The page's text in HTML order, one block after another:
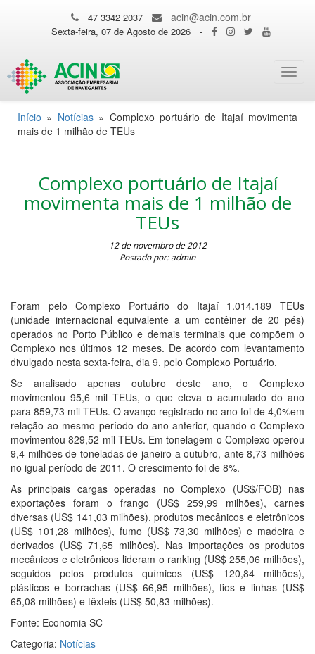
47 3342 2037 acin@acin.com.br
Sexta-feira, 07 de Agosto de 2026 -
Início » Notícias» Complexo portuário de Itajaí movimenta
mais de 1 milhão de TEUs
Complexo portuário de Itajaí
movimenta mais de 1 milhão de
TEUs
12 de novembro de 2012
Postado por: admin
Foram pelo Complexo Portuário do Itajaí 1.014.189 TEUs
(unidade internacional equivalente a um contêiner de 20 pés)
operados no Porto Público e demais terminais que compõem o
Complexo nos últimos 12 meses. De acordo com levantamento
divulgado nesta sexta-feira, dia 9, pelo Complexo Portuário.
Se analisado apenas outubro deste ano, o Complexo
movimentou 95,6 mil TEUs, o que eleva o acumulado do ano
para 859,73 mil TEUs. O avanço registrado no ano foi de 4,0%em
relação ao mesmo período do ano anterior, quando o Complexo
movimentou 829,52 mil TEUs. Em tonelagem o Complexo operou
9,4 milhões de toneladas de janeiro a outubro, ante 8,73 milhões
no igual período de 2011. O crescimento foi de 8%.
As principais cargas operadas no Complexo (US$/FOB) nas
exportações foram o frango (US$ 259,99 milhões), carnes
diversas (US$ 141,03 milhões), produtos mecânicos e eletrônicos
(US$ 101,28 milhões), fumo (US$ 73,30 milhões) e madeira e
derivados (US$ 71,65 milhões). Nas importações os produtos
mecânicos e eletrônicos lideram o ranking (US$ 255,06 milhões),
seguidos pelos produtos químicos (US$ 120,84 milhões),
plásticos e borrachas (US$ 66,95 milhões), fios e linhas (US$
65,08 milhões) e têxteis (US$ 50,83 milhões).
Fonte: Economia SC
Categoria: Notícias